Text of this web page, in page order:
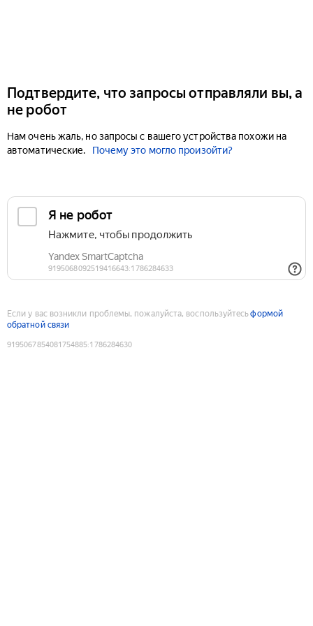
Подтвердите, что запросы отправляли вы, а
не робот
Нам очень жаль, но запросы с вашего устройства похожи на
автоматические.
Почему это могло произойти?
Если у вас возникли проблемы, пожалуйста, воспользуйтесьформой
обратной связи
9195067854081754885:1786284630